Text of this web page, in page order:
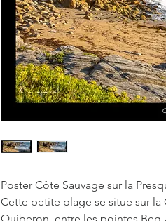
Poster Côte Sauvage sur la
Cette petite plage se situe sur la
Quiberon, entre les pointes